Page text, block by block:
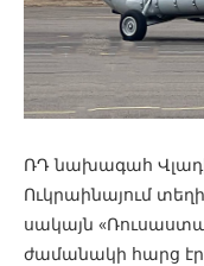
ՌԴ նախագահ
Ուկրաինայում տեղի
սակայն
ժամանակի հարց